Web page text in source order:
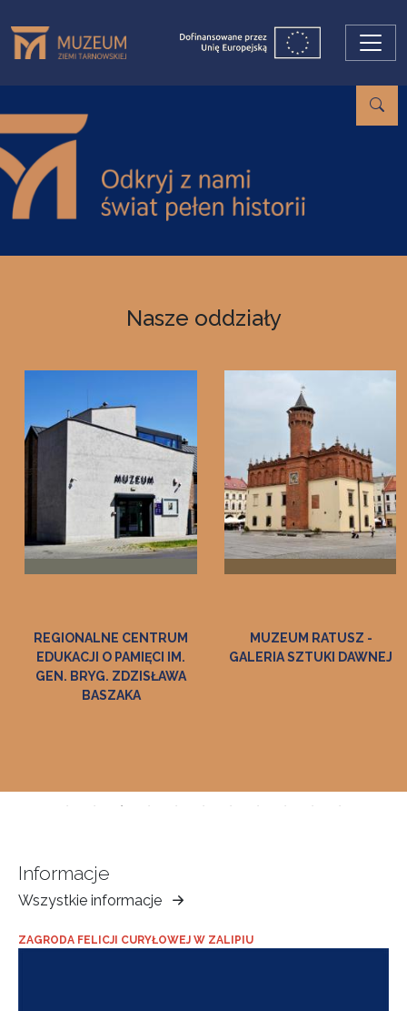
Nasze oddziały
REGIONALNE CENTRUM
EDUKACJI O PAMIĘCI IM.
GEN. BRYG. ZDZISŁAWA
BASZAKA
MUZEUM RATUSZ -
GALERIA SZTUKI DAWNEJ
Informacje
Wszystkie informacje
Muzeum
Ziemi
Tarnowskiej
ZAGRODA FELICJI CURYŁOWEJ W ZALIPIU